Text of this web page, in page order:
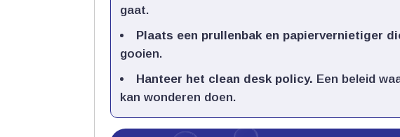
gaat.​
Plaats een prullenbak en papiervernietiger
gooien.​
Hanteer het clean desk policy.​ Een beleid
kan wonderen doen.​